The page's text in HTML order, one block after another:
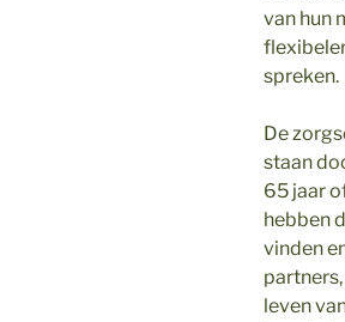
van hun
spreken.
De
staan
65 jaar
hebben
vinden
leven